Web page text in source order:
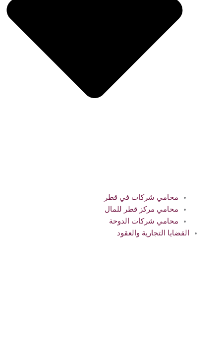
محامي شركات في قطر
محامي مركز قطر للمال
محامي شركات الدوحة
القضايا التجارية والعقود